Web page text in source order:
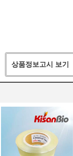
상품정보고시 보기